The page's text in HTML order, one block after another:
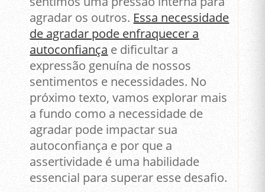
agradar os outros. Essa necessidade
de agradar pode enfraquecer a
autoconfiança e dificultar a
expressão genuína de nossos
sentimentos e necessidades. No
próximo texto, vamos explorar mais
a fundo como a necessidade de
agradar pode impactar sua
autoconfiança e por que a
assertividade é uma habilidade
essencial para superar esse desafio.